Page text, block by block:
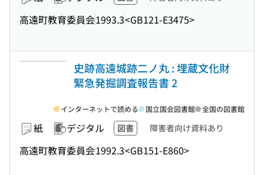
高遠町教育委員会1993.3<GB121-E3475>
史跡高遠城跡二ノ丸 : 埋蔵文化財
緊急発掘調査報告書 2
紙 デジタル 図書 障害者向け資料あり
高遠町教育委員会1992.3<GB151-E860>
インターネットで読める 国立国会図書館 全国の図書館